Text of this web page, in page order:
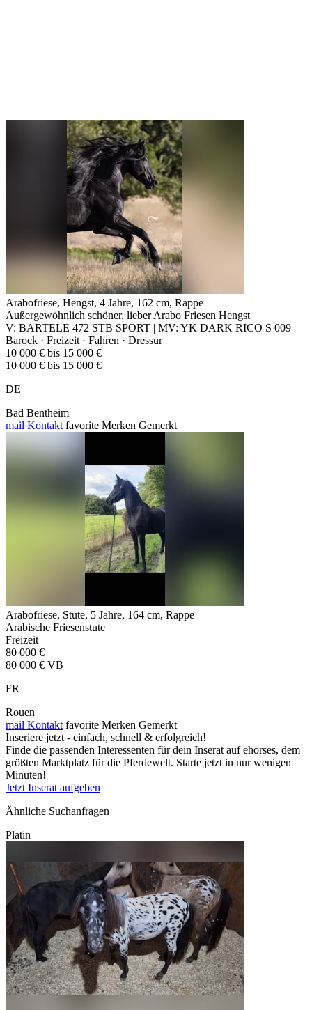
Arabofriese, Hengst, 4 Jahre, 162 cm, Rappe
Außergewöhnlich schöner, lieber Arabo Friesen Hengst
V: BARTELE 472 STB SPORT | MV: YK DARK RICO S 009
Barock · Freizeit · Fahren · Dressur
10 000 € bis 15 000 €
10 000 € bis 15 000 €
DE
Bad Bentheim
mail Kontakt favorite Merken Gemerkt
Arabofriese, Stute, 5 Jahre, 164 cm, Rappe
Arabische Friesenstute
Freizeit
80 000 €
80 000 € VB
FR
Rouen
mail Kontakt favorite Merken Gemerkt
Inseriere jetzt - einfach, schnell & erfolgreich!
Finde die passenden Interessenten für dein Inserat auf ehorses, dem
größten Marktplatz für die Pferdewelt. Starte jetzt in nur wenigen
Minuten!
Jetzt Inserat aufgeben
Ähnliche Suchanfragen
Platin